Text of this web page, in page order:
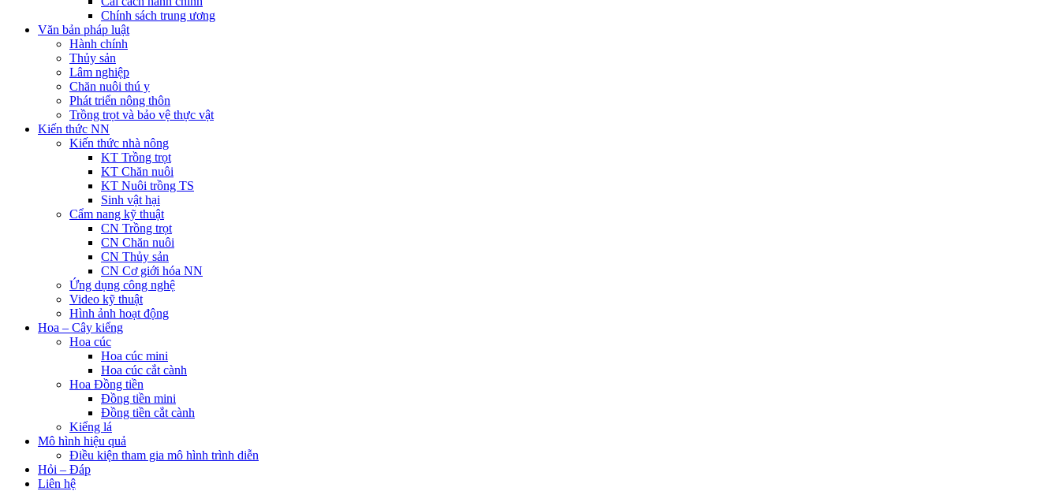
Chính sách trung ương
Văn bản pháp luật
Hành chính
Thủy sản
Lâm nghiệp
Chăn nuôi thú y
Phát triển nông thôn
Trồng trọt và bảo vệ thực vật
Kiến thức NN
Kiến thức nhà nông
KT Trồng trọt
KT Chăn nuôi
KT Nuôi trồng TS
Sinh vật hại
Cẩm nang kỹ thuật
CN Trồng trọt
CN Chăn nuôi
CN Thủy sản
CN Cơ giới hóa NN
Ứng dụng công nghệ
Video kỹ thuật
Hình ảnh hoạt động
Hoa – Cây kiểng
Hoa cúc
Hoa cúc mini
Hoa cúc cắt cành
Hoa Đồng tiền
Đồng tiền mini
Đồng tiền cắt cành
Kiểng lá
Mô hình hiệu quả
Điều kiện tham gia mô hình trình diễn
Hỏi – Đáp
Liên hệ